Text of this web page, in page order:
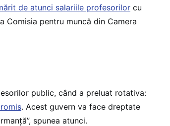
de atunci salariile profesorilor cu
Comisia pentru muncă din Camera
public, când a preluat rotativa:
. Acest guvern va face dreptate
spunea atunci.